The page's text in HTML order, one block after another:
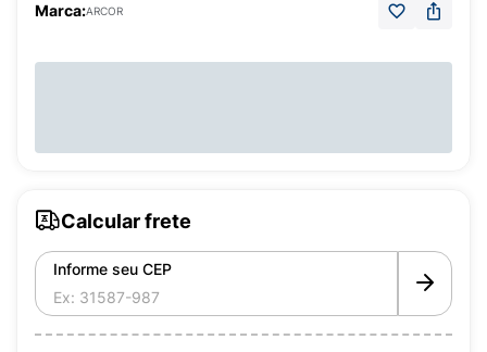
Marca:ARCOR
Calcular frete
Informe seu CEP